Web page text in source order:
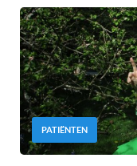
PATIËNTEN